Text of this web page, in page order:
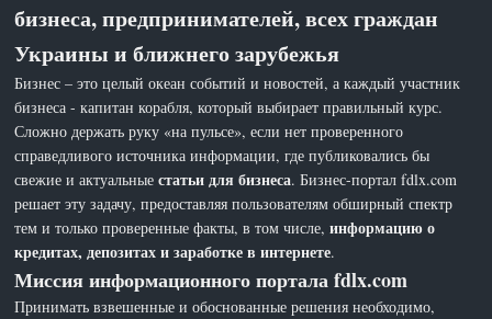
бизнеса, предпринимателей, всех граждан
Украины и ближнего зарубежья
Бизнес – это целый океан событий и новостей, а каждый участник
бизнеса - капитан корабля, который выбирает правильный курс.
Сложно держать руку «на пульсе», если нет проверенного
справедливого источника информации, где публиковались бы
свежие и актуальныестатьи для бизнеса. Бизнес-портал fdlx.com
решает эту задачу, предоставляя пользователям обширный спектр
тем и только проверенные факты, в том числе,информацию о
кредитах, депозитах и заработке в интернете.
Миссия информационного портала fdlx.com
Принимать взвешенные и обоснованные решения необходимо,